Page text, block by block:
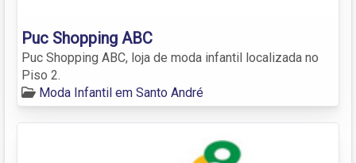
Puc Shopping ABC
Puc Shopping ABC, loja de moda infantil localizada no
Piso 2.
Moda Infantil em Santo André